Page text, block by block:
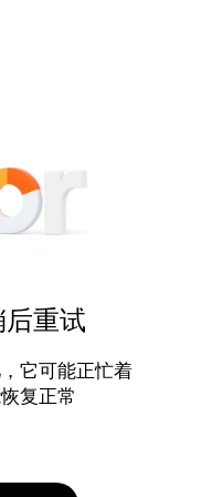
重试
它可能正忙着
复正常